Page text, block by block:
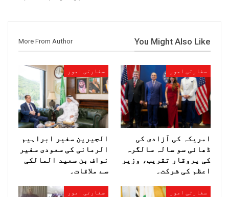
You Might Also Like
More From Author
سفارتی امور
امریکہ کی آزادی کی
ڈھائی سو سالہ سالگرہ
کی پروقار تقریب، وزیر
اعظم کی شرکت۔
سفارتی امور
الجیرین سفیر ابراہیم
الرمانی کی سعودی سفیر
نواف بن سعید المالکی
سے ملاقات۔
سفارتی امور سفارتی امور